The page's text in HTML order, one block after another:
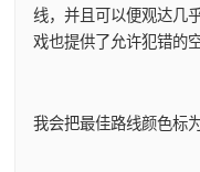
线，并且可以便观达几
戏也提供了允许犯错的
我会把最佳路线颜色标